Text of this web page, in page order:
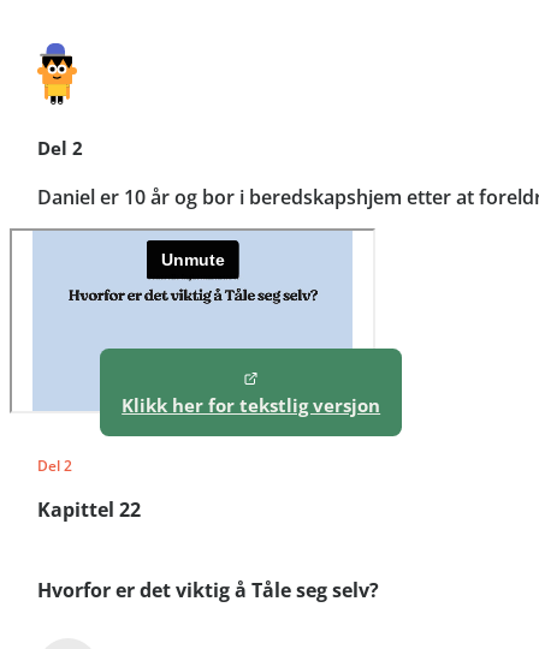
Del 2
Daniel er 10 år og bor i beredskapshjem etter at
Klikk her for tekstlig versjon
Del 2
Kapittel 22
Hvorfor er det viktig å Tåle seg selv?